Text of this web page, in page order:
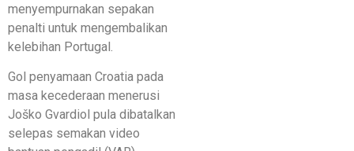
menyempurnakan sepakan
penalti untuk mengembalikan
kelebihan Portugal.
Gol penyamaan Croatia pada
masa kecederaan menerusi
Joško Gvardiol pula dibatalkan
selepas semakan video